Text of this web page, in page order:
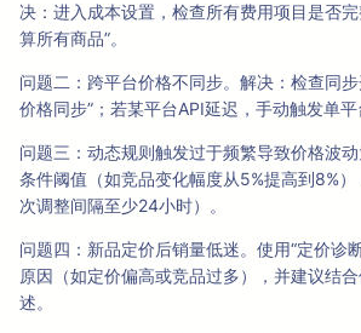
决：进入成本设置，检查所有费用项目是否
算所有商品”。
问题二：跨平台价格不同步。解决：检查同
价格同步”；若某平台API延迟，手动触发单平
问题三：动态规则触发过于频繁导致价格波
条件阈值（如竞品变化幅度从5%提高到8%）
次调整间隔至少24小时）。
问题四：新品定价后销量低迷。使用“定价诊
原因（如定价偏高或竞品过多），并建议结
述。